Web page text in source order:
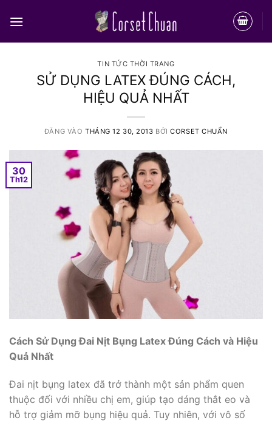
qua
TIN TỨC THỜI TRANG
SỬ DỤNG LATEX ĐÚNG CÁCH,
HIỆU QUẢ NHẤT
ĐĂNG VÀO THÁNG 12 30, 2013 BỞICORSET CHUẨN
30
Th12
Cách Sử Dụng Đai Nịt Bụng Latex Đúng Cách và Hiệu
Quả Nhất
Đai nịt bụng latex đã trở thành một sản phẩm quen
thuộc đối với nhiều chị em, giúp tạo dáng thắt eo và
hỗ trợ giảm mỡ bụng hiệu quả. Tuy nhiên, với vô số